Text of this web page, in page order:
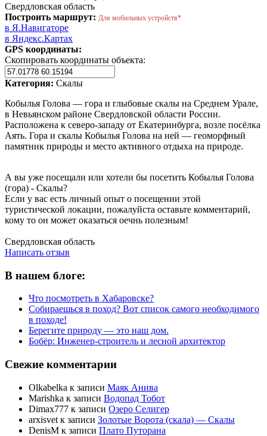
Свердловская область
Построить маршрут: Для мобильных устройств*
в Я.Навигаторе
в Яндекс.Картах
GPS координаты:
Скопировать координаты объекта:
Категория: Скалы
Кобылья Голова — гора и глыбовые скалы на Среднем Урале,
в Невьянском районе Свердловской области России.
Расположена к северо-западу от Екатеринбурга, возле посёлка
Аять. Гора и скалы Кобылья Голова на ней — геоморфный
памятник природы и место активного отдыха на природе.
А вы уже посещали или хотели бы посетить Кобылья Голова
(гора) - Скалы?
Если у вас есть личный опыт о посещении этой
туристической локации, пожалуйста оставьте комментарий,
кому то он может оказаться оечнь полезным!
Свердловская область
Написать отзыв
В нашем блоге:
Что посмотреть в Хабаровске?
Собираешься в поход? Вот список самого необходимого
в походе!
Берегите природу — это наш дом.
Бобёр: Инженер-строитель и лесной архитектор
Свежие комментарии
Olkabelka к записи Маяк Анива
Marishka к записи Водопад Тобот
Dimax777 к записи Озеро Селигер
arxisvet к записи Золотые Ворота (скала) — Скалы
DenisM к записи Плато Путорана